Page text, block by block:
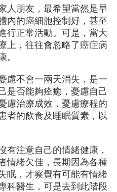
人朋友，最希望當然是早
內的癌細胞控制好，甚至
行正常活動。可是，當大
上，往往會忽略了癌症病
。
慮不會一兩天消失，是一
是否能夠痊癒，憂慮自己
慮治療成效，憂慮療程的
者的飲食及睡眠質素，以
有注意自己的情緒健康，
情緒欠佳，長期因為各種
眠，才察覺有可能有情緒
科醫生，可是去到此階段